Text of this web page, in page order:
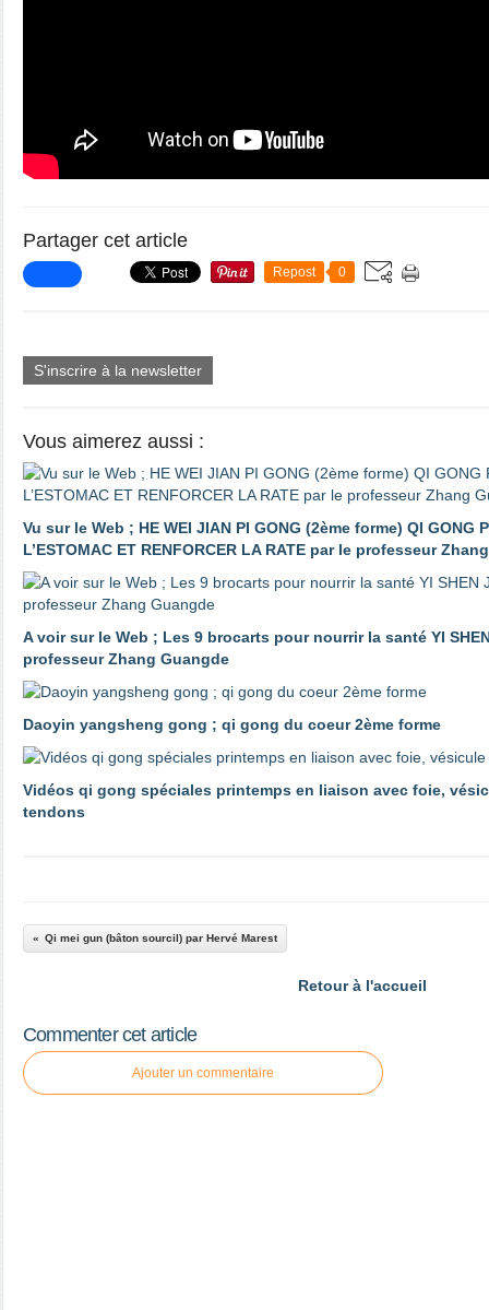
Partager cet article
Repost 0
S'inscrire à la newsletter
Vous aimerez aussi :
Vu sur le Web ; HE WEI JIAN PI GONG (2ème forme) QI GONG
L’ESTOMAC ET RENFORCER LA RATE par le professeur
A voir sur le Web ; Les 9 brocarts pour nourrir la santé YI
professeur Zhang Guangde
Daoyin yangsheng gong ; qi gong du coeur 2ème forme
Vidéos qi gong spéciales printemps en liaison avec foie,
tendons
Qi mei gun (bâton sourcil) par Hervé Marest
Retour à l'accueil
Commenter cet article
Ajouter un commentaire